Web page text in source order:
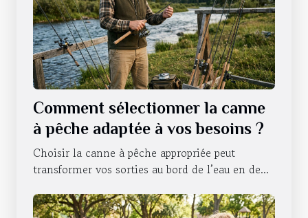
Comment sélectionner la canne
à pêche adaptée à vos besoins ?
Choisir la canne à pêche appropriée peut
transformer vos sorties au bord de l’eau en de...